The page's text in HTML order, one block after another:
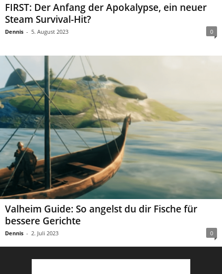
FIRST: Der Anfang der Apokalypse, ein neuer
Steam Survival-Hit?
Dennis - 5. August 2023 0
Valheim Guide: So angelst du dir Fische für
bessere Gerichte
Dennis - 2. Juli 2023 0